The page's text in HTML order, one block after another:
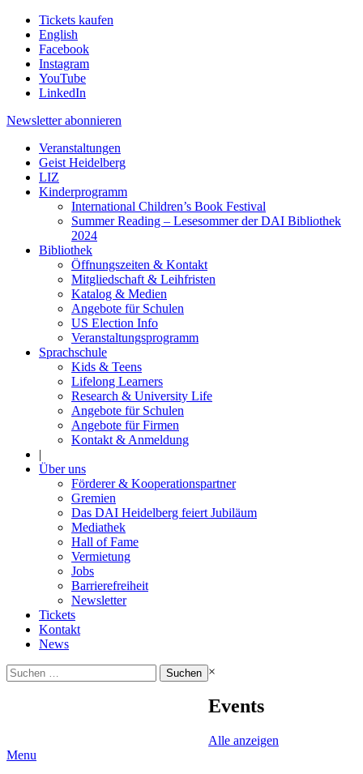
Tickets kaufen
English
Facebook
Instagram
YouTube
LinkedIn
Newsletter abonnieren
Veranstaltungen
Geist Heidelberg
LIZ
Kinderprogramm
International Children’s Book Festival
Summer Reading – Lesesommer der DAI Bibliothek
2024
Bibliothek
Öffnungszeiten & Kontakt
Mitgliedschaft & Leihfristen
Katalog & Medien
Angebote für Schulen
US Election Info
Veranstaltungsprogramm
Sprachschule
Kids & Teens
Lifelong Learners
Research & University Life
Angebote für Schulen
Angebote für Firmen
Kontakt & Anmeldung
|
Über uns
Förderer & Kooperationspartner
Gremien
Das DAI Heidelberg feiert Jubiläum
Mediathek
Hall of Fame
Vermietung
Jobs
Barrierefreiheit
Newsletter
Tickets
Kontakt
News
Suchen
nach:
×
Events
Alle anzeigen
Menu